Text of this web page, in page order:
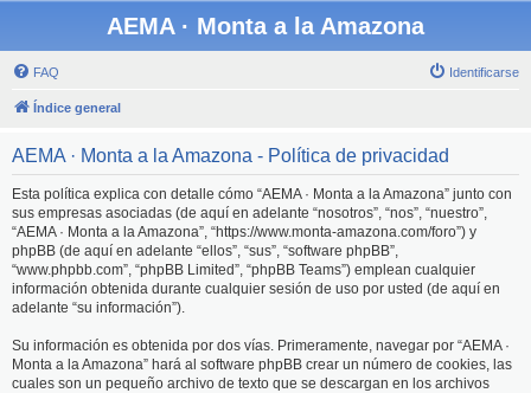
AEMA · Monta a la Amazona
FAQ Identificarse
Índice general
AEMA · Monta a la Amazona - Política de privacidad
Esta política explica con detalle cómo “AEMA · Monta a la Amazona” junto con
sus empresas asociadas (de aquí en adelante “nosotros”, “nos”, “nuestro”,
“AEMA · Monta a la Amazona”, “https://www.monta-amazona.com/foro”) y
phpBB (de aquí en adelante “ellos”, “sus”, “software phpBB”,
“www.phpbb.com”, “phpBB Limited”, “phpBB Teams”) emplean cualquier
información obtenida durante cualquier sesión de uso por usted (de aquí en
adelante “su información”).
Su información es obtenida por dos vías. Primeramente, navegar por “AEMA ·
Monta a la Amazona” hará al software phpBB crear un número de cookies, las
cuales son un pequeño archivo de texto que se descargan en los archivos